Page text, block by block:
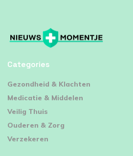
Categories
⁠Gezondheid & Klachten
Medicatie & Middelen
Veilig Thuis
Ouderen & Zorg
Verzekeren